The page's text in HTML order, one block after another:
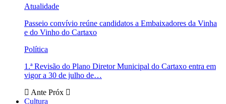
Atualidade
Passeio convívio reúne candidatos a Embaixadores da Vinha
e do Vinho do Cartaxo
Política
1.ª Revisão do Plano Diretor Municipal do Cartaxo entra em
vigor a 30 de julho de…
Ante Próx
Cultura